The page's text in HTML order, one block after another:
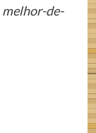
melhor-de-